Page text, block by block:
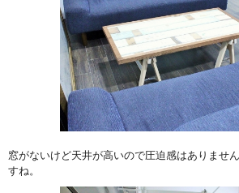
窓がないけど天井が高いので圧迫感はありませ
すね。